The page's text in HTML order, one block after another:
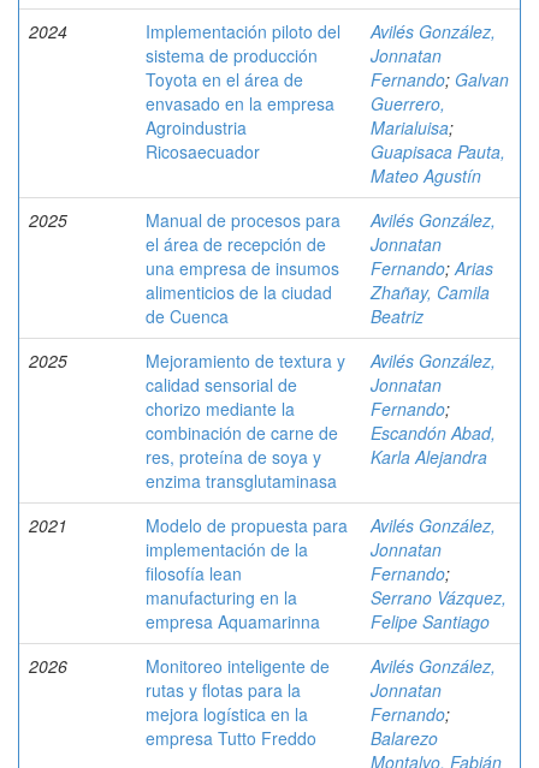
2024
Implementación piloto del
sistema de producción
Toyota en el área de
envasado en la empresa
Agroindustria
Ricosaecuador
Avilés González,
Jonnatan
Fernando; Galvan
Guerrero,
Marialuisa;
Guapisaca Pauta,
Mateo Agustín
2025
Manual de procesos para
el área de recepción de
una empresa de insumos
alimenticios de la ciudad
de Cuenca
Avilés González,
Jonnatan
Fernando;Arias
Zhañay, Camila
Beatriz
2025
Mejoramiento de textura y
calidad sensorial de
chorizo mediante la
combinación de carne de
res, proteína de soya y
enzima transglutaminasa
Avilés González,
Jonnatan
Fernando;
Escandón Abad,
Karla Alejandra
2021
Modelo de propuesta para
implementación de la
filosofía lean
manufacturing en la
empresa Aquamarinna
Avilés González,
Jonnatan
Fernando;
Serrano Vázquez,
Felipe Santiago
2026
Monitoreo inteligente de
rutas y flotas para la
mejora logística en la
empresa Tutto Freddo
Avilés González,
Jonnatan
Fernando;
Balarezo
Montalvo, Fabián